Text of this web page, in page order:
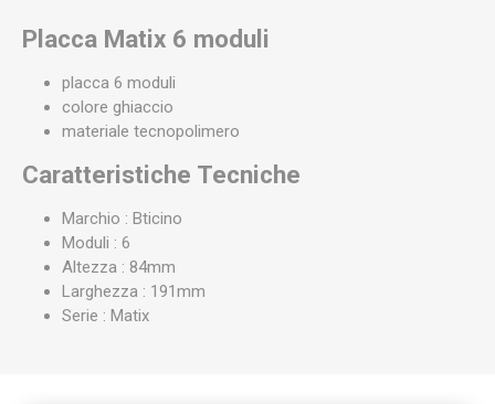
Placca Matix 6 moduli
placca 6 moduli
colore ghiaccio
materiale tecnopolimero
Caratteristiche Tecniche
Marchio : Bticino
Moduli : 6
Altezza : 84mm
Larghezza : 191mm
Serie : Matix